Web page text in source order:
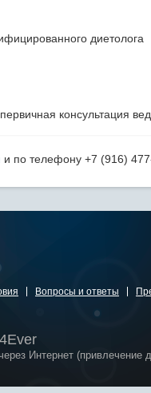
диетолога
консультация
и по телефону +7 (916)
Вопросы и ответы
Интернет (привлечение